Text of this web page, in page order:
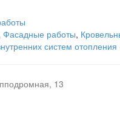
Фасадные работы,
систем
13